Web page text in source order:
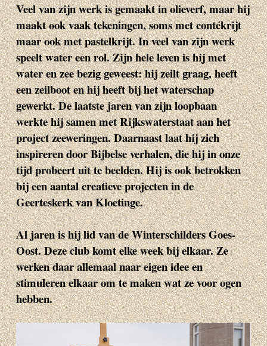
Veel van zijn werk is gemaakt in olieverf, maar hij
maakt ook vaak tekeningen, soms met contékrijt
maar ook met pastelkrijt. In veel van zijn werk
speelt water een rol. Zijn hele leven is hij met
water en zee bezig geweest: hij zeilt graag, heeft
een zeilboot en hij heeft bij het waterschap
gewerkt. De laatste jaren van zijn loopbaan
werkte hij samen met Rijkswaterstaat aan het
project zeeweringen. Daarnaast laat hij zich
inspireren door Bijbelse verhalen, die hij in onze
tijd probeert uit te beelden. Hij is ook betrokken
bij een aantal creatieve projecten in de
Geerteskerk van Kloetinge.
Al jaren is hij lid van de Winterschilders Goes-
Oost. Deze club komt elke week bij elkaar. Ze
werken daar allemaal naar eigen idee en
stimuleren elkaar om te maken wat ze voor ogen
hebben.